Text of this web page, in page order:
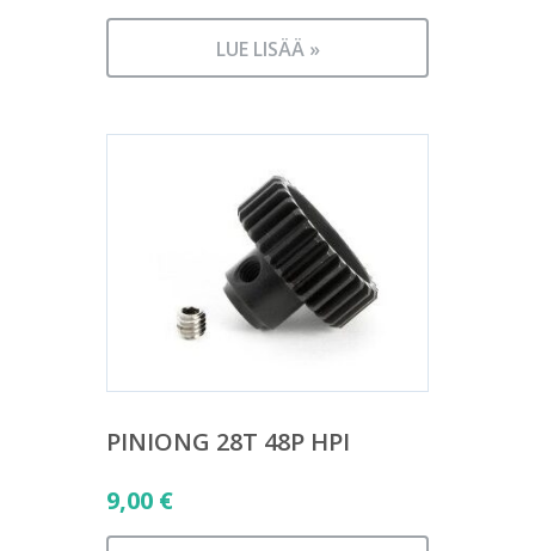
LUE LISÄÄ »
PINIONG 28T 48P HPI
9,00 €